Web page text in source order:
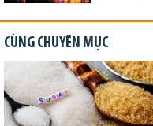
CÙNG CHUYÊN MỤC